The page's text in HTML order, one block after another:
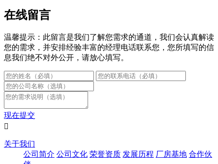
在线留言
温馨提示：此留言是我们了解您需求的通道，我们会认真解读
您的需求，并安排经验丰富的经理电话联系您，您所填写的信
息我们绝不对外公开，请放心填写。
现在提交

关于我们
公司简介 公司文化 荣誉资质 发展历程 厂房基地 合作伙